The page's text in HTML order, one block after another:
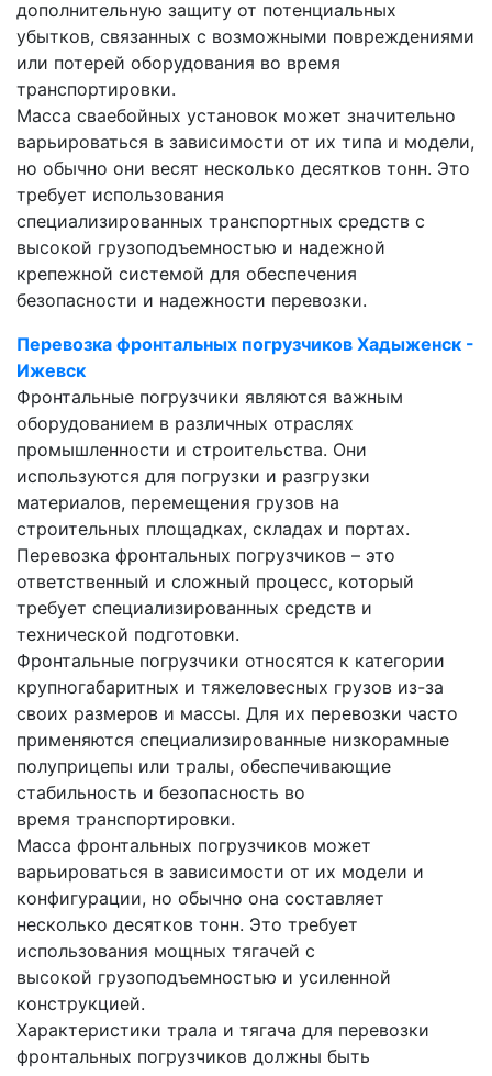
дополнительную защиту от потенциальных
убытков, связанных с возможными повреждениями
или потерей оборудования во время
транспортировки.
Масса сваебойных установок может значительно
варьироваться в зависимости от их типа и модели,
но обычно они весят несколько десятков тонн. Это
требует использования
специализированных транспортных средств с
высокой грузоподъемностью и надежной
крепежной системой для обеспечения
безопасности и надежности перевозки.
Перевозка фронтальных погрузчиков Хадыженск -
Ижевск
Фронтальные погрузчики являются важным
оборудованием в различных отраслях
промышленности и строительства. Они
используются для погрузки и разгрузки
материалов, перемещения грузов на
строительных площадках, складах и портах.
Перевозка фронтальных погрузчиков – это
ответственный и сложный процесс, который
требует специализированных средств и
технической подготовки.
Фронтальные погрузчики относятся к категории
крупногабаритных и тяжеловесных грузов из-за
своих размеров и массы. Для их перевозки часто
применяются специализированные низкорамные
полуприцепы или тралы, обеспечивающие
стабильность и безопасность во
время транспортировки.
Масса фронтальных погрузчиков может
варьироваться в зависимости от их модели и
конфигурации, но обычно она составляет
несколько десятков тонн. Это требует
использования мощных тягачей с
высокой грузоподъемностью и усиленной
конструкцией.
Характеристики трала и тягача для перевозки
фронтальных погрузчиков должны быть